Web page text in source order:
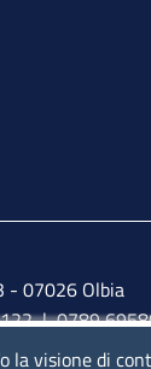
- 07026 Olbia
| 0789
la visione di